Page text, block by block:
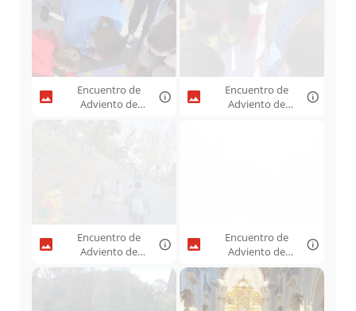
Encuentro de
Adviento de
Infancia ACG
Málaga 2021 -
Encuentro de
Adviento de
Encuentro de
Adviento de
Infancia ACG
Málaga 2021 -
Encuentro de
Adviento de
Infancia ACG
Málaga 2021 -
04.jpeg